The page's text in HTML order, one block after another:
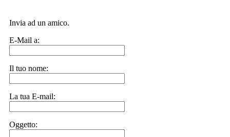
Invia ad un amico.
E-Mail a:
Il tuo nome:
La tua E-mail:
Oggetto: